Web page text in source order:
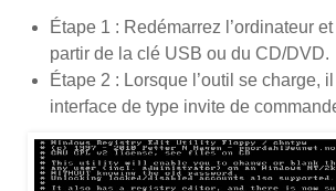
Étape 1 : Redémarrez l’ordinateur
partir de la clé USB ou du CD/DVD.
Étape 2 : Lorsque l’outil se charge,
interface de type invite de